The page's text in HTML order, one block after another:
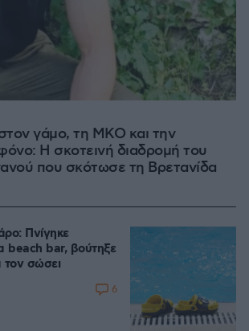
γάμο, τη ΜΚΟ και την
Η σκοτεινή διαδρομή του
που σκότωσε τη Βρετανίδα
Πνίγηκε
beach bar, βούτηξε
σώσει
6